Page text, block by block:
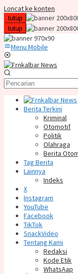
Loncat ke konten
tutup
tutup
Menu Mobile
Berita Terkini
Kriminal
Otomotif
Politik
Olahraga
Berita
Tag Berita
Lainnya
Indeks
X
Instagram
YouTube
Facebook
TikTok
SnackVideo
Tentang Kami
Redaksi
Kode Etik
WhatsAap